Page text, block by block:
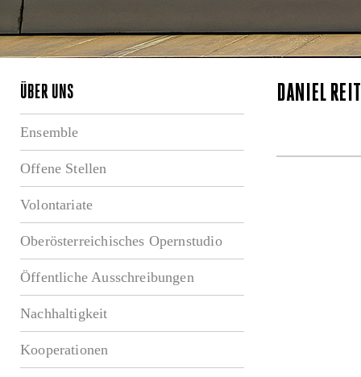
ÜBER UNS
Ensemble
Offene Stellen
Volontariate
Oberösterreichisches Opernstudio
Öffentliche Ausschreibungen
Nachhaltigkeit
Kooperationen
DANIEL